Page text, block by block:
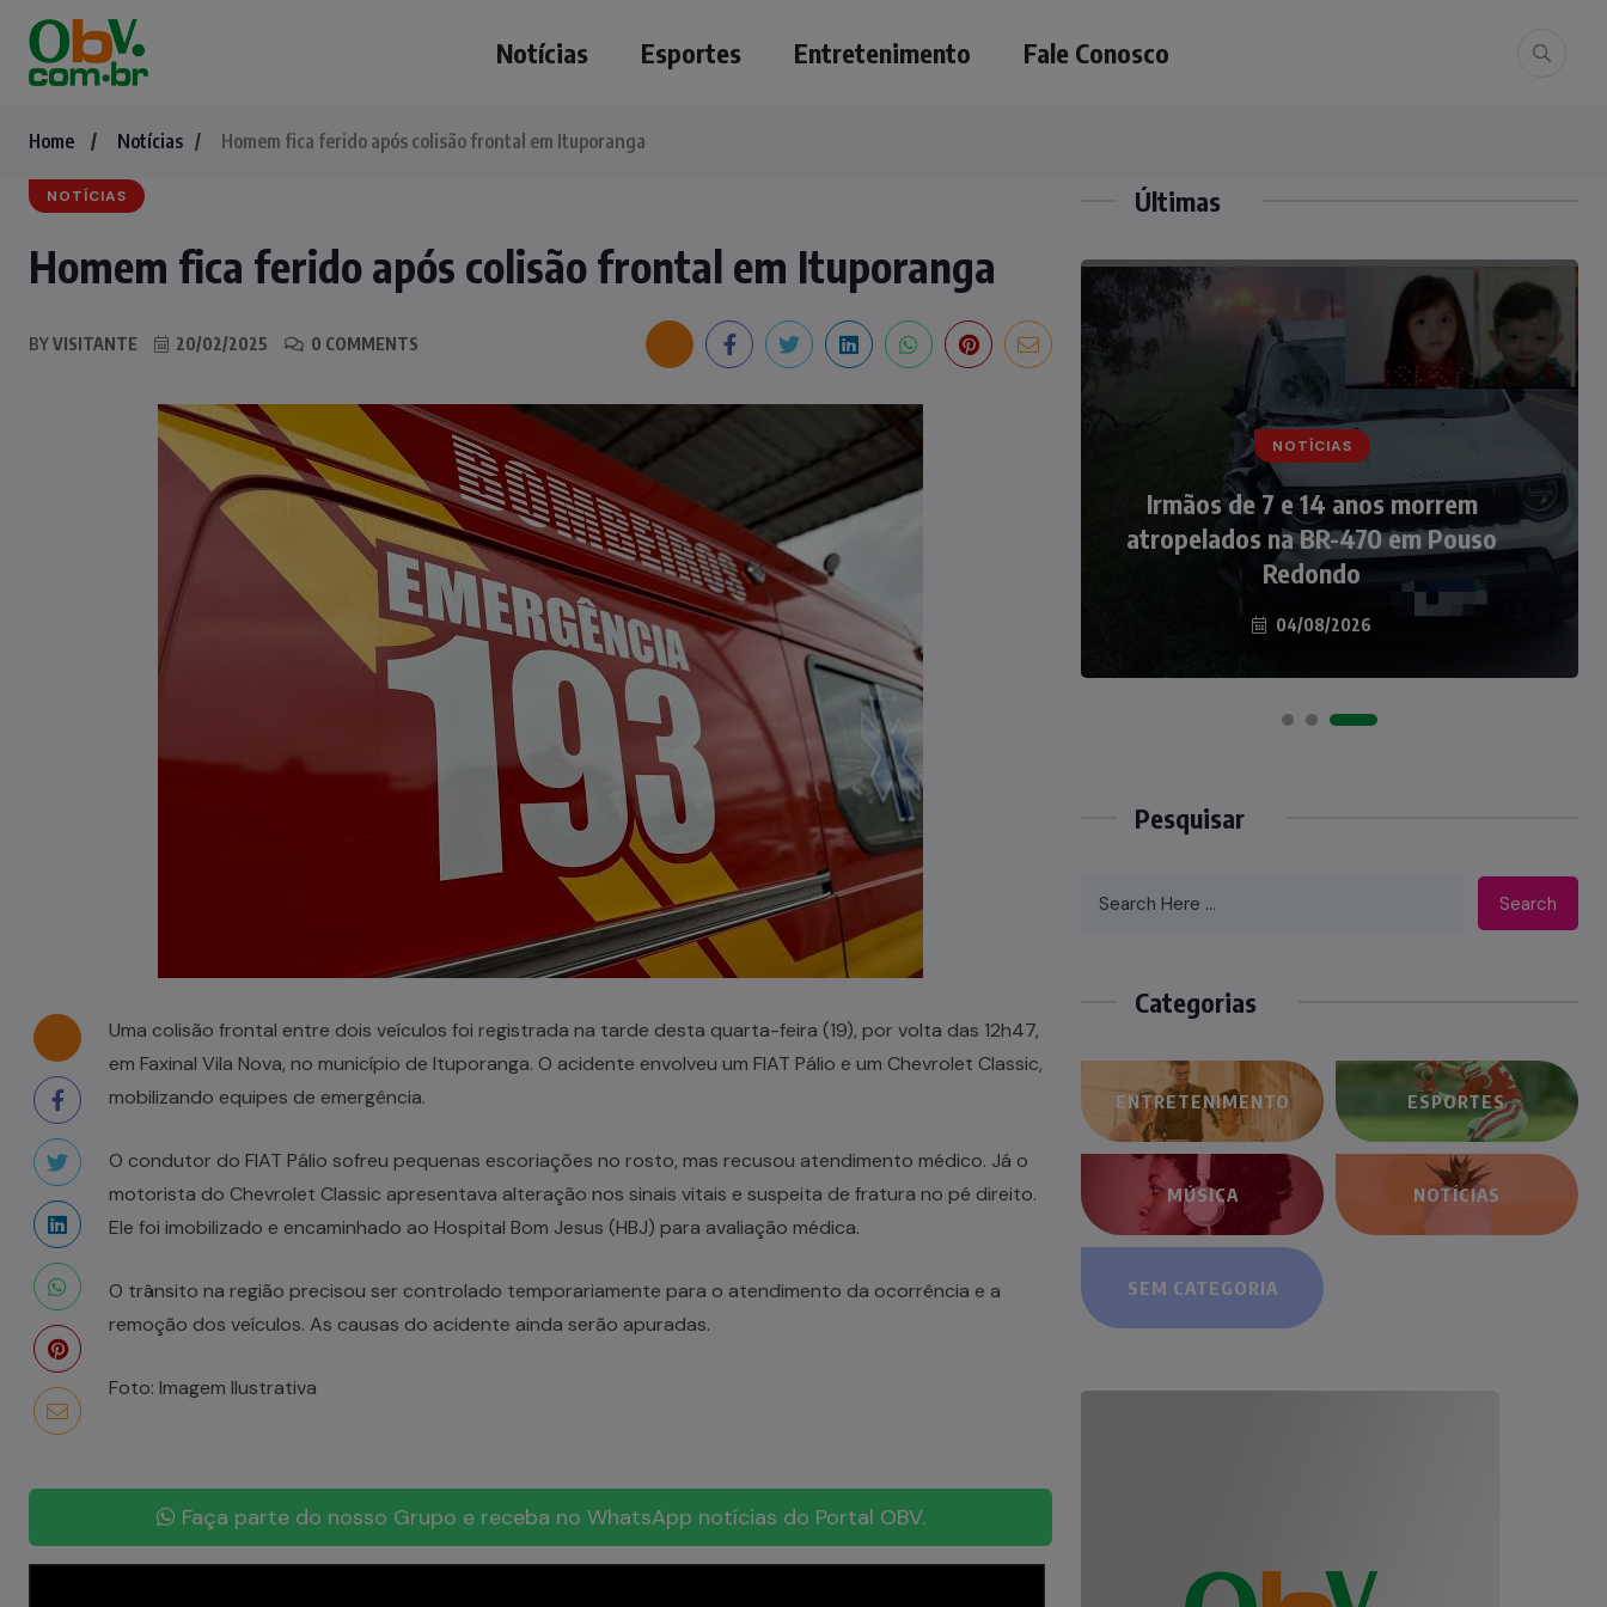
Notícias Esportes Entretenimento Fale Conosco
Home Notícias Homem fica ferido após colisão frontal em Ituporanga
NOTÍCIAS
Homem fica ferido após colisão frontal em Ituporanga
BYVISITANTE 20/02/2025 0 COMMENTS
Uma colisão frontal entre dois veículos foi registrada na tarde desta quarta-feira (19), por volta das 12h47,
em Faxinal Vila Nova, no município de Ituporanga. O acidente envolveu um FIAT Pálio e um Chevrolet Classic,
mobilizando equipes de emergência.
O condutor do FIAT Pálio sofreu pequenas escoriações no rosto, mas recusou atendimento médico. Já o
motorista do Chevrolet Classic apresentava alteração nos sinais vitais e suspeita de fratura no pé direito.
Ele foi imobilizado e encaminhado ao Hospital Bom Jesus (HBJ) para avaliação médica.
O trânsito na região precisou ser controlado temporariamente para o atendimento da ocorrência e a
remoção dos veículos. As causas do acidente ainda serão apuradas.
Foto: Imagem Ilustrativa
Faça parte do nosso Grupo e receba no WhatsApp notícias do Portal OBV.
Últimas
NOTÍCIAS
Casal de idosos fica ferido após
veículo capotar em Pouso Redondo
07/08/2026
NOTÍCIAS
Irmãos de 7 e 14 anos morrem
atropelados na BR-470 em Pouso
Redondo
04/08/2026
NOTÍCIAS
Nádia Menegazzi leva o nome de
Taió ao palco do Programa Silvio
Santos
07/08/2026
Pesquisar
Search
Categorias
ENTRETENIMENTO ESPORTES
MÚSICA NOTÍCIAS
SEM CATEGORIA